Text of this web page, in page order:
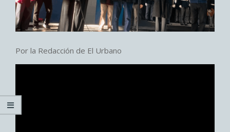
Por la Redacción de El Urbano